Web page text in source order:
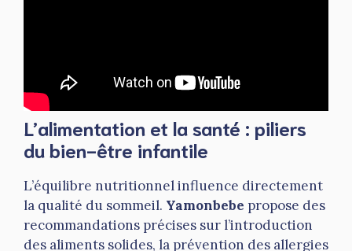
L’alimentation et la santé : piliers
du bien-être infantile
L’équilibre nutritionnel influence directement
la qualité du sommeil. Yamonbebe propose des
recommandations précises sur l’introduction
des aliments solides, la prévention des allergies